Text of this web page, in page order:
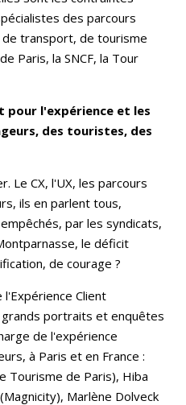
des parcours
transport, de tourisme
Paris, la SNCF, la Tour
pour l'expérience et les
des touristes, des
Le CX, l'UX, les parcours
ils en parlent tous,
par les syndicats,
le déficit
de courage ?
l'Expérience Client
portraits et enquêtes
de l'expérience
à Paris et en France :
Tourisme de Paris), Hiba
Marlène Dolveck